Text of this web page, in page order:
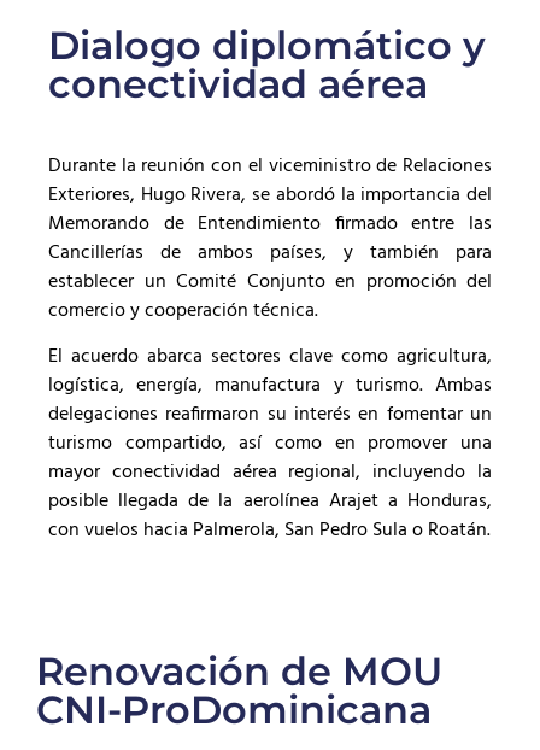
Dialogo diplomático y
conectividad aérea
Durante la reunión con el viceministro de Relaciones
Exteriores, Hugo Rivera, se abordó la importancia del
Memorando de Entendimiento firmado entre las
Cancillerías de ambos países, y también para
establecer un Comité Conjunto en promoción del
comercio y cooperación técnica.
El acuerdo abarca sectores clave como agricultura,
logística, energía, manufactura y turismo. Ambas
delegaciones reafirmaron su interés en fomentar un
turismo compartido, así como en promover una
mayor conectividad aérea regional, incluyendo la
posible llegada de la aerolínea Arajet a Honduras,
con vuelos hacia Palmerola, San Pedro Sula o Roatán.
Renovación de MOU
CNI-ProDominicana